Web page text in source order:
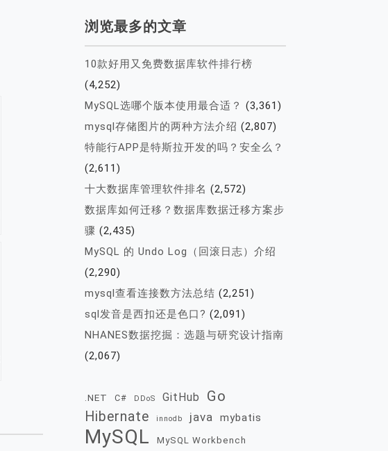
浏览最多的文章
10款好用又免费数据库软件排行榜
(4,252)
MySQL选哪个版本使用最合适？ (3,361)
mysql存储图片的两种方法介绍 (2,807)
特能行APP是特斯拉开发的吗？安全么？
(2,611)
十大数据库管理软件排名 (2,572)
数据库如何迁移？数据库数据迁移方案步
骤 (2,435)
MySQL 的 Undo Log（回滚日志）介绍
(2,290)
mysql查看连接数方法总结 (2,251)
sql发音是西扣还是色口? (2,091)
NHANES数据挖掘：选题与研究设计指南
(2,067)
.NET C# DDoS GitHub Go
Hibernate innodb java mybatis
MySQL MySQL Workbench